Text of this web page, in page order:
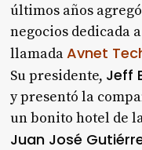
últimos años
negocios dedicada
llamadaAvnet
Su presidente, Jeff
y presentó la
un bonito hotel de
Juan José